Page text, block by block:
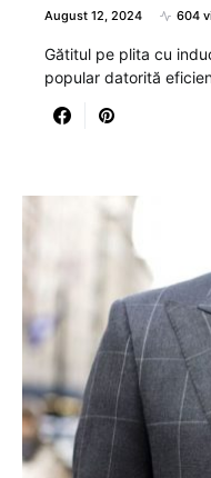
August 12, 2024 604
Gătitul pe plita cu
popular datorită